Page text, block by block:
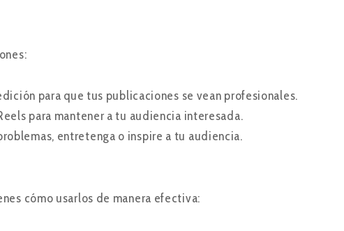
para que tus publicaciones se vean profesionales.
para mantener a tu audiencia interesada.
entretenga o inspire a tu audiencia.
cómo usarlos de manera efectiva: